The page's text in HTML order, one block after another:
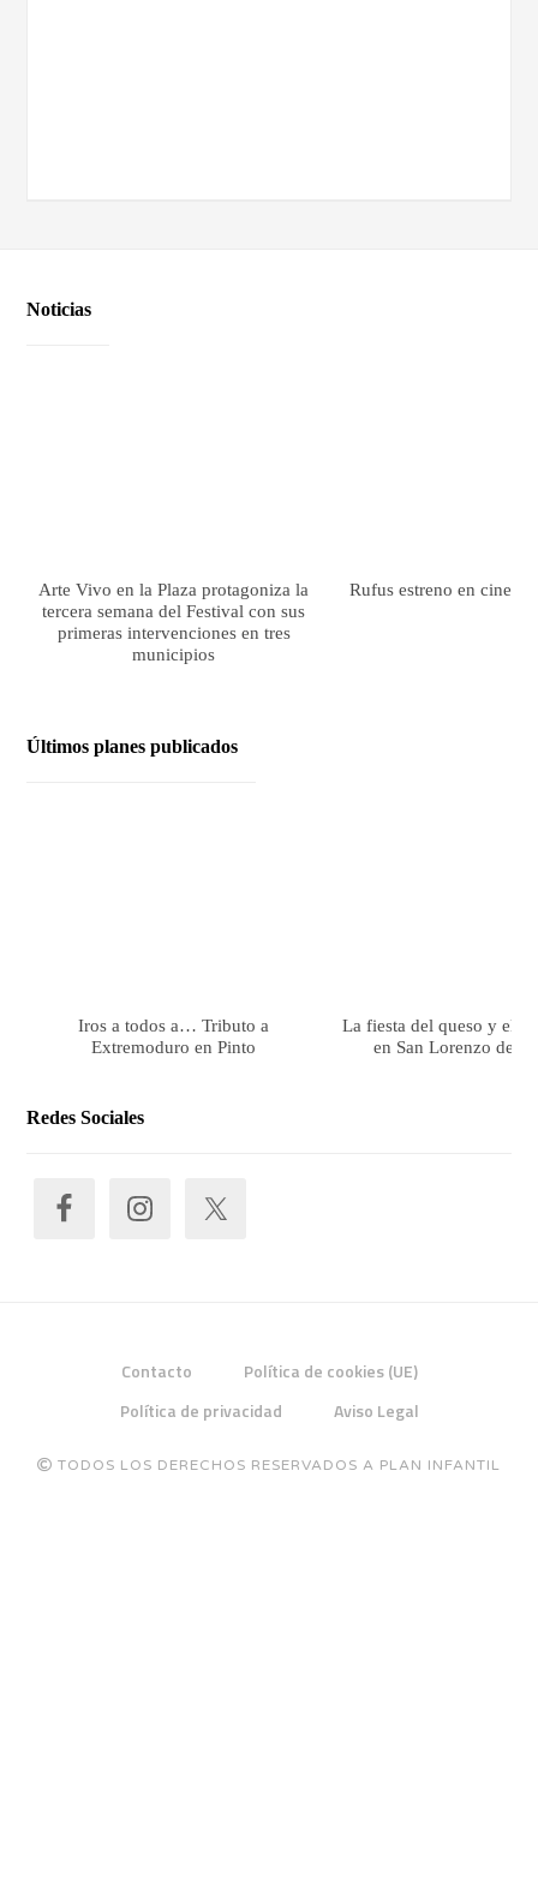
Noticias
Arte Vivo en la Plaza protagoniza la
tercera semana del Festival con sus
primeras intervenciones en tres
municipios
Rufus estreno en cines
Últimos planes publicados
Iros a todos a… Tributo a
Extremoduro en Pinto
La fiesta del queso y el
en San Lorenzo de
Redes Sociales
Contacto
Política de cookies (UE)
Política de privacidad
Aviso Legal
TODOS LOS DERECHOS RESERVADOS A PLAN INFANTIL